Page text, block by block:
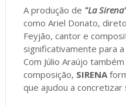
A produção de "La
como Ariel Donato,
Feyjão, cantor e
significativamente para
Com Júlio Araújo
composição, SIRENA
que ajudou a concretizar